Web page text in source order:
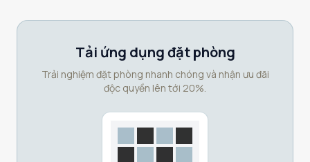
Tải ứng dụng đặt phòng
Trải nghiệm đặt phòng nhanh chóng và nhận ưu đãi
độc quyền lên tới 20%.